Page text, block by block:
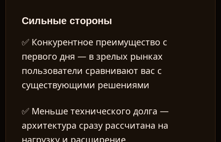
Сильные стороны
✅ Конкурентное преимущество с
первого дня — в зрелых рынках
пользователи сравнивают вас с
существующими решениями
✅ Меньше технического долга —
архитектура сразу рассчитана на
нагрузку и расширение